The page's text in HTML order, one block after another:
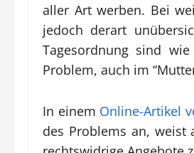
aller Art werben. Bei
jedoch derart
Tagesordnung sind
Problem, auch im
In einem Online-Artikel
des Problems an,